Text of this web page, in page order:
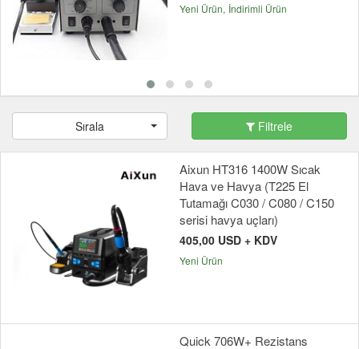
Yeni Ürün İndirimli Ürün
Sırala Filtrele
Aixun HT316 1400W Sıcak
Hava ve Havya (T225 El
Tutamağı C030 / C080 / C150
serisi havya uçları)
405,00 USD + KDV
Yeni Ürün
Quick 706W+ Rezistans